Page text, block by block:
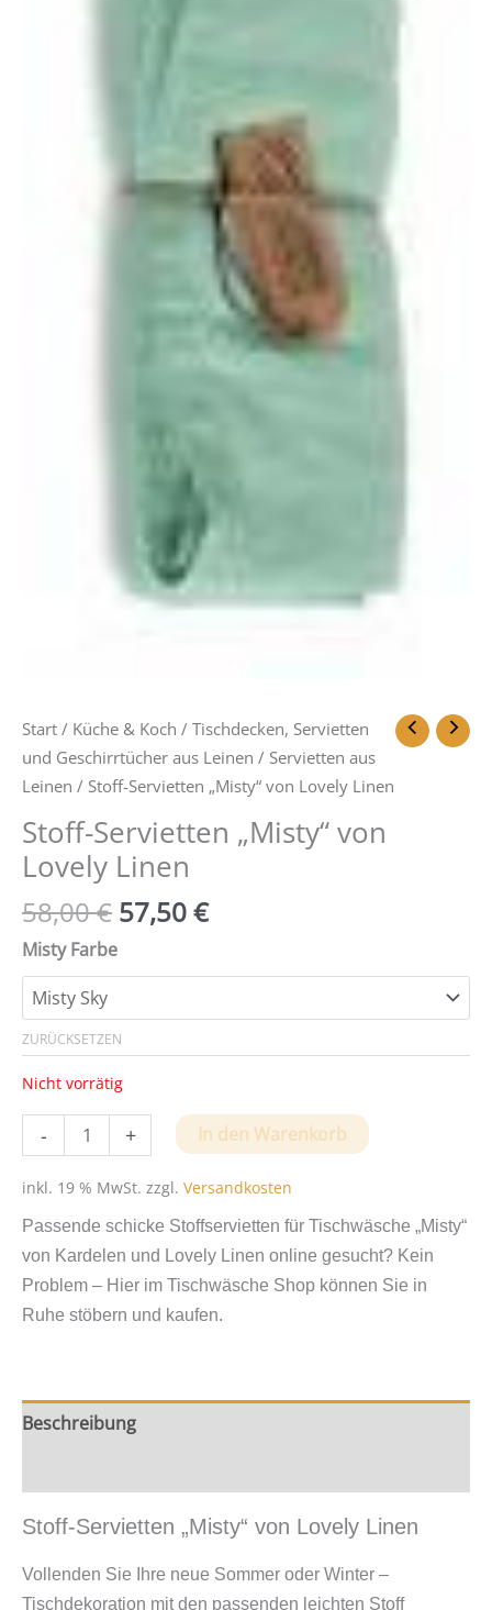
Start / Küche & Koch / Tischdecken, Servietten
und Geschirrtücher aus Leinen / Servietten aus
Leinen / Stoff-Servietten „Misty“ von Lovely Linen
Stoff-Servietten „Misty“ von
Lovely Linen
58,00€ 57,50€
Misty Farbe
ZURÜCKSETZEN
Nicht vorrätig
-
Servietten
"Misty"
von
Menge
+ In den Warenkorb
inkl. 19 % MwSt. zzgl. Versandkosten
Passende schicke Stoffservietten für Tischwäsche „Misty“
von Kardelen und Lovely Linen online gesucht? Kein
Problem – Hier im Tischwäsche Shop können Sie in
Ruhe stöbern und kaufen.
Beschreibung
Stoff-Servietten „Misty“ von Lovely Linen
Vollenden Sie Ihre neue Sommer oder Winter –
Tischdekoration mit den passenden leichten Stoff